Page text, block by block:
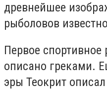
древнейшее
рыболовов
Первое
описано греками.
эры Теокрит